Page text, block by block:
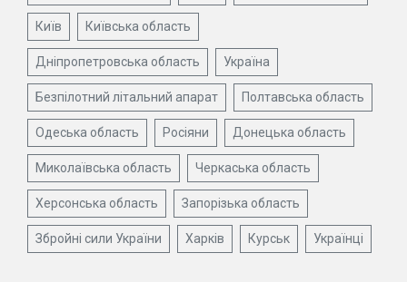
Київ Київська область
Дніпропетровська область Україна
Безпілотний літальний апарат Полтавська область
Одеська область Росіяни Донецька область
Миколаївська область Черкаська область
Херсонська область Запорізька область
Збройні сили України Харків Курськ Українці